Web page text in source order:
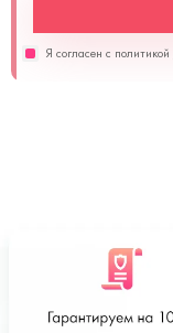
Я согласен с политикой